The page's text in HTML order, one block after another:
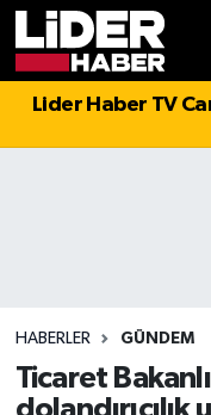
Lider Haber TV
HABERLER GÜNDEM
Ticaret
dolandırıcılık
Politika
Magazin
Spor
Hava Durumu
Süper Lig Puan
Tüm Manşetler